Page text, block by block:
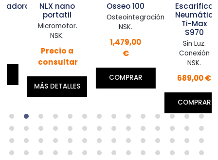
NLX nano
portatil
Micromotor.
Precio a
consultar
MÁS DETALLES
Osseo 100
Osteointegración.
1,479,00
COMPRAR
Escarificador
Neumático
Ti-Max
S970
Sin Luz.
Conexión
689,00 €
COMPRAR